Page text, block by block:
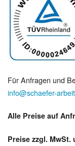
Für Anfragen und
info@schaefer-
Alle Preise auf
Preise zzgl.